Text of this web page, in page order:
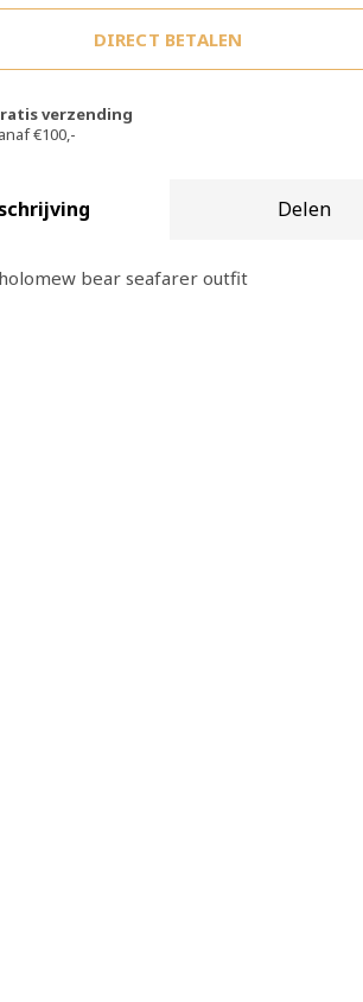
DIRECT BETALEN
verzending
€100,-
Delen
bear seafarer outfit